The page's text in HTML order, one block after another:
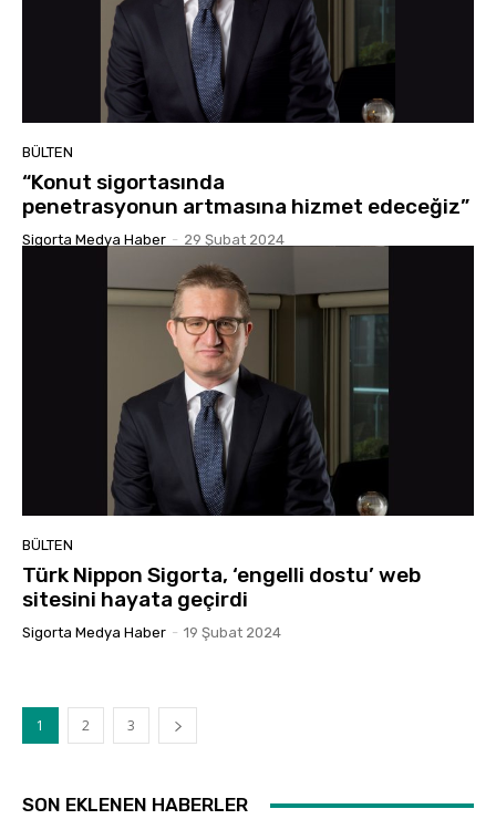
BÜLTEN
“Konut sigortasında
penetrasyonun artmasına hizmet edeceğiz”
Sigorta Medya Haber - 29 Şubat 2024
BÜLTEN
Türk Nippon Sigorta, ‘engelli dostu’ web
sitesini hayata geçirdi
Sigorta Medya Haber - 19 Şubat 2024
1 2 3
SON EKLENEN HABERLER